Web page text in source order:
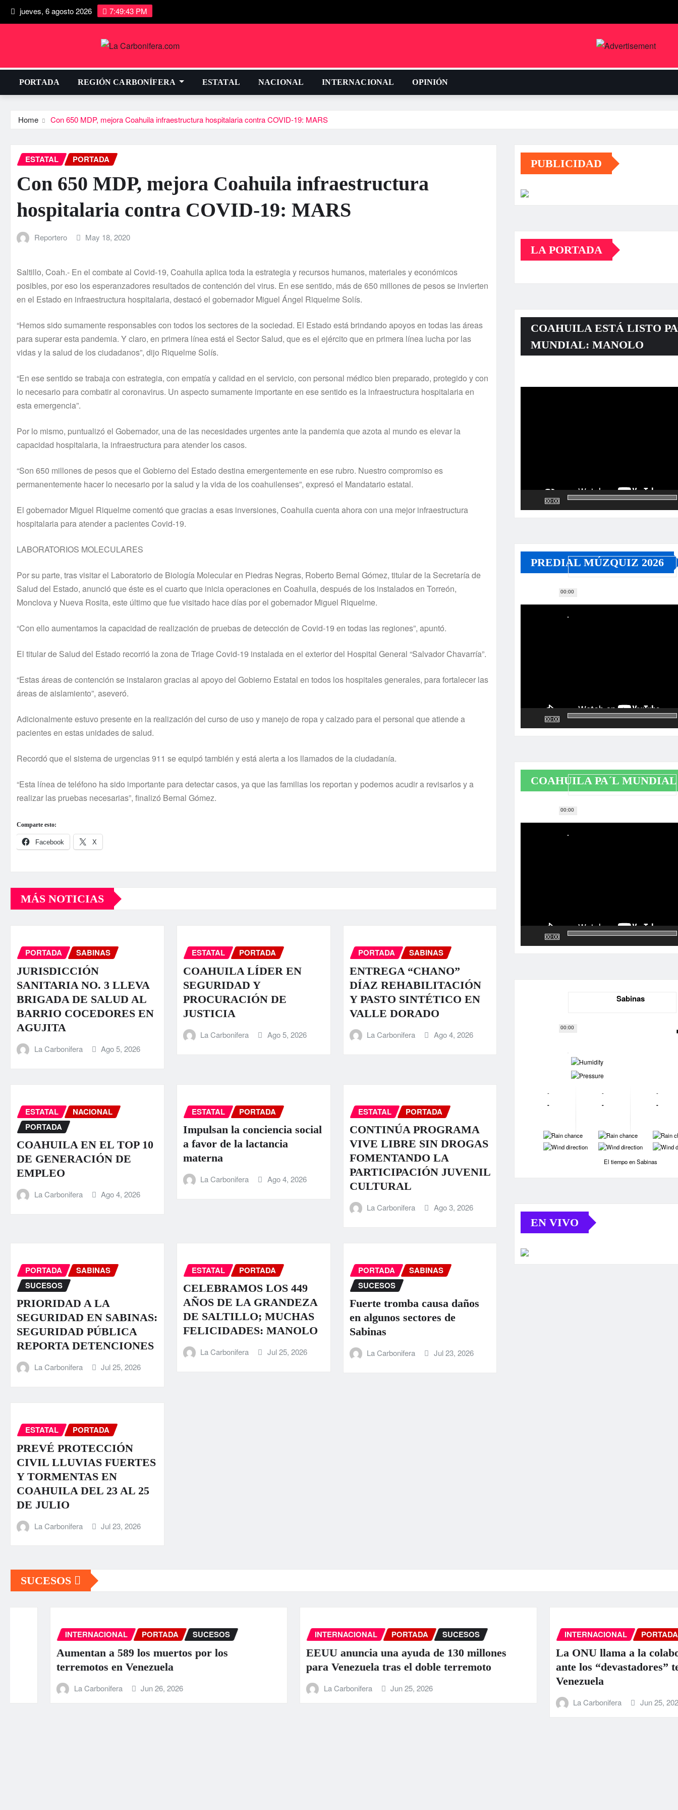
jueves, 6 agosto 2026 7:49:44 PM
PORTADA REGIÓN CARBONÍFERA ESTATAL NACIONAL INTERNACIONAL OPINIÓN
Home Con 650 MDP, mejora Coahuila infraestructura hospitalaria contra COVID-19: MARS
ESTATAL PORTADA
Con 650 MDP, mejora Coahuila infraestructura
hospitalaria contra COVID-19: MARS
Reportero May 18, 2020
Saltillo, Coah.- En el combate al Covid-19, Coahuila aplica toda la estrategia y recursos humanos, materiales y económicos
posibles, por eso los esperanzadores resultados de contención del virus. En ese sentido, más de 650 millones de pesos se invierten
en el Estado en infraestructura hospitalaria, destacó el gobernador Miguel Ángel Riquelme Solís.
“Hemos sido sumamente responsables con todos los sectores de la sociedad. El Estado está brindando apoyos en todas las áreas
para superar esta pandemia. Y claro, en primera línea está el Sector Salud, que es el ejército que en primera línea lucha por las
vidas y la salud de los ciudadanos”, dijo Riquelme Solís.
“En ese sentido se trabaja con estrategia, con empatía y calidad en el servicio, con personal médico bien preparado, protegido y con
lo necesario para combatir al coronavirus. Un aspecto sumamente importante en ese sentido es la infraestructura hospitalaria en
esta emergencia”.
Por lo mismo, puntualizó el Gobernador, una de las necesidades urgentes ante la pandemia que azota al mundo es elevar la
capacidad hospitalaria, la infraestructura para atender los casos.
“Son 650 millones de pesos que el Gobierno del Estado destina emergentemente en ese rubro. Nuestro compromiso es
permanentemente hacer lo necesario por la salud y la vida de los coahuilenses”, expresó el Mandatario estatal.
El gobernador Miguel Riquelme comentó que gracias a esas inversiones, Coahuila cuenta ahora con una mejor infraestructura
hospitalaria para atender a pacientes Covid-19.
LABORATORIOS MOLECULARES
Por su parte, tras visitar el Laboratorio de Biología Molecular en Piedras Negras, Roberto Bernal Gómez, titular de la Secretaría de
Salud del Estado, anunció que éste es el cuarto que inicia operaciones en Coahuila, después de los instalados en Torreón,
Monclova y Nueva Rosita, este último que fue visitado hace días por el gobernador Miguel Riquelme.
“Con ello aumentamos la capacidad de realización de pruebas de detección de Covid-19 en todas las regiones”, apuntó.
El titular de Salud del Estado recorrió la zona de Triage Covid-19 instalada en el exterior del Hospital General “Salvador Chavarría”.
“Estas áreas de contención se instalaron gracias al apoyo del Gobierno Estatal en todos los hospitales generales, para fortalecer las
áreas de aislamiento”, aseveró.
Adicionalmente estuvo presente en la realización del curso de uso y manejo de ropa y calzado para el personal que atiende a
pacientes en estas unidades de salud.
Recordó que el sistema de urgencias 911 se equipó también y está alerta a los llamados de la ciudadanía.
“Esta línea de teléfono ha sido importante para detectar casos, ya que las familias los reportan y podemos acudir a revisarlos y a
realizar las pruebas necesarias”, finalizó Bernal Gómez.
Comparte esto:
Facebook X
MÁS NOTICIAS
PORTADA SABINAS
JURISDICCIÓN
SANITARIA NO. 3 LLEVA
BRIGADA DE SALUD AL
BARRIO COCEDORES EN
AGUJITA
La Carbonifera Ago 5, 2026
ESTATAL PORTADA
COAHUILA LÍDER EN
SEGURIDAD Y
PROCURACIÓN DE
JUSTICIA
La Carbonifera Ago 5, 2026
PORTADA SABINAS
ENTREGA “CHANO”
DÍAZ REHABILITACIÓN
Y PASTO SINTÉTICO EN
VALLE DORADO
La Carbonifera Ago 4, 2026
ESTATAL
NACIONAL
PORTADA
COAHUILA EN EL TOP 10
DE GENERACIÓN DE
EMPLEO
La Carbonifera Ago 4, 2026
ESTATAL PORTADA
Impulsan la conciencia social
a favor de la lactancia
materna
La Carbonifera Ago 4, 2026
ESTATAL PORTADA
CONTINÚA PROGRAMA
VIVE LIBRE SIN DROGAS
FOMENTANDO LA
PARTICIPACIÓN JUVENIL
CULTURAL
La Carbonifera Ago 3, 2026
PORTADA
SABINAS
SUCESOS
PRIORIDAD A LA
SEGURIDAD EN SABINAS:
SEGURIDAD PÚBLICA
REPORTA DETENCIONES
La Carbonifera Jul 25, 2026
ESTATAL PORTADA
CELEBRAMOS LOS 449
AÑOS DE LA GRANDEZA
DE SALTILLO; MUCHAS
FELICIDADES: MANOLO
La Carbonifera Jul 25, 2026
PORTADA
SABINAS
SUCESOS
Fuerte tromba causa daños
en algunos sectores de
Sabinas
La Carbonifera Jul 23, 2026
ESTATAL PORTADA
PREVÉ PROTECCIÓN
CIVIL LLUVIAS FUERTES
Y TORMENTAS EN
COAHUILA DEL 23 AL 25
DE JULIO
La Carbonifera Jul 23, 2026
PUBLICIDAD
LA PORTADA
COAHUILA ESTÁ LISTO
MUNDIAL: MANOLO
00:00
00:00
PREDIAL MÚZQUIZ 2026
Reproductor
00:00
00:00
COAHUILA PA´L MUNDIAL
Reproductor
00:00
00:00
Sabinas
-
-
-
-
-
-
-
-
-
-
-
-
-
-
El tiempo en Sabinas
EN VIVO
SUCESOS
INTERNACIONAL PORTADA SUCESOS
Aumentan a 589 los muertos por los
terremotos en Venezuela
La Carbonifera Jun 26, 2026
INTERNACIONAL PORTADA SUCESOS
EEUU anuncia una ayuda de 130 millones
para Venezuela tras el doble terremoto
La Carbonifera Jun 25, 2026
INTERNACIONAL PORTADA
La ONU llama a la colaboración
ante los “devastadores”
Venezuela
La Carbonifera Jun 25, 2026